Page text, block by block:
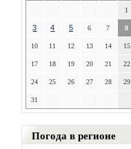
1
3 4 5 6 7 8
10 11 12 13 14 15
17 18 19 20 21 22
24 25 26 27 28 29
31
Погода в регионе